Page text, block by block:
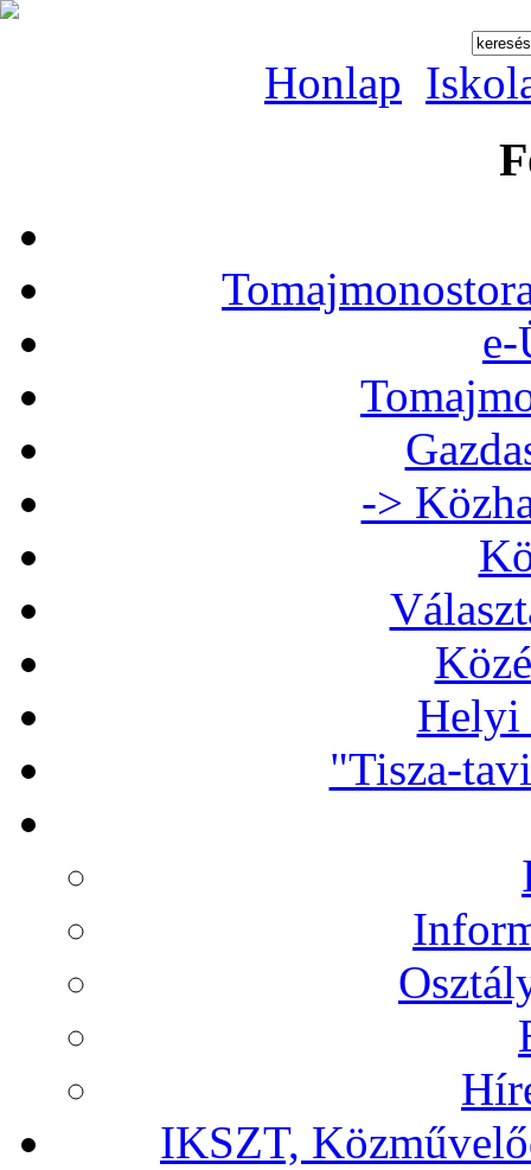
Honlap
e-
->
Helyi
"Tisza-
IKSZT,